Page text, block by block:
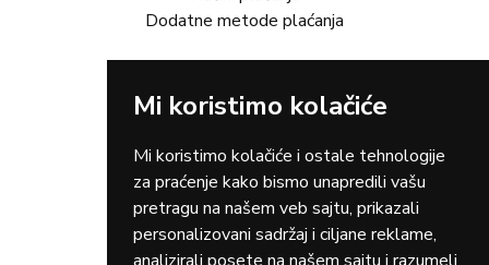
Mi koristimo kolačiće
Mi koristimo kolačiće i ostale tehnologije
za praćenje kako bismo unapredili vašu
pretragu na našem veb sajtu, prikazali
personalizovani sadržaj i ciljane reklame,
Dodatne metode plaćanja
Online trgovina
Gastro
Rent-a-car
Dostava
Zdravstvo
Osiguranja